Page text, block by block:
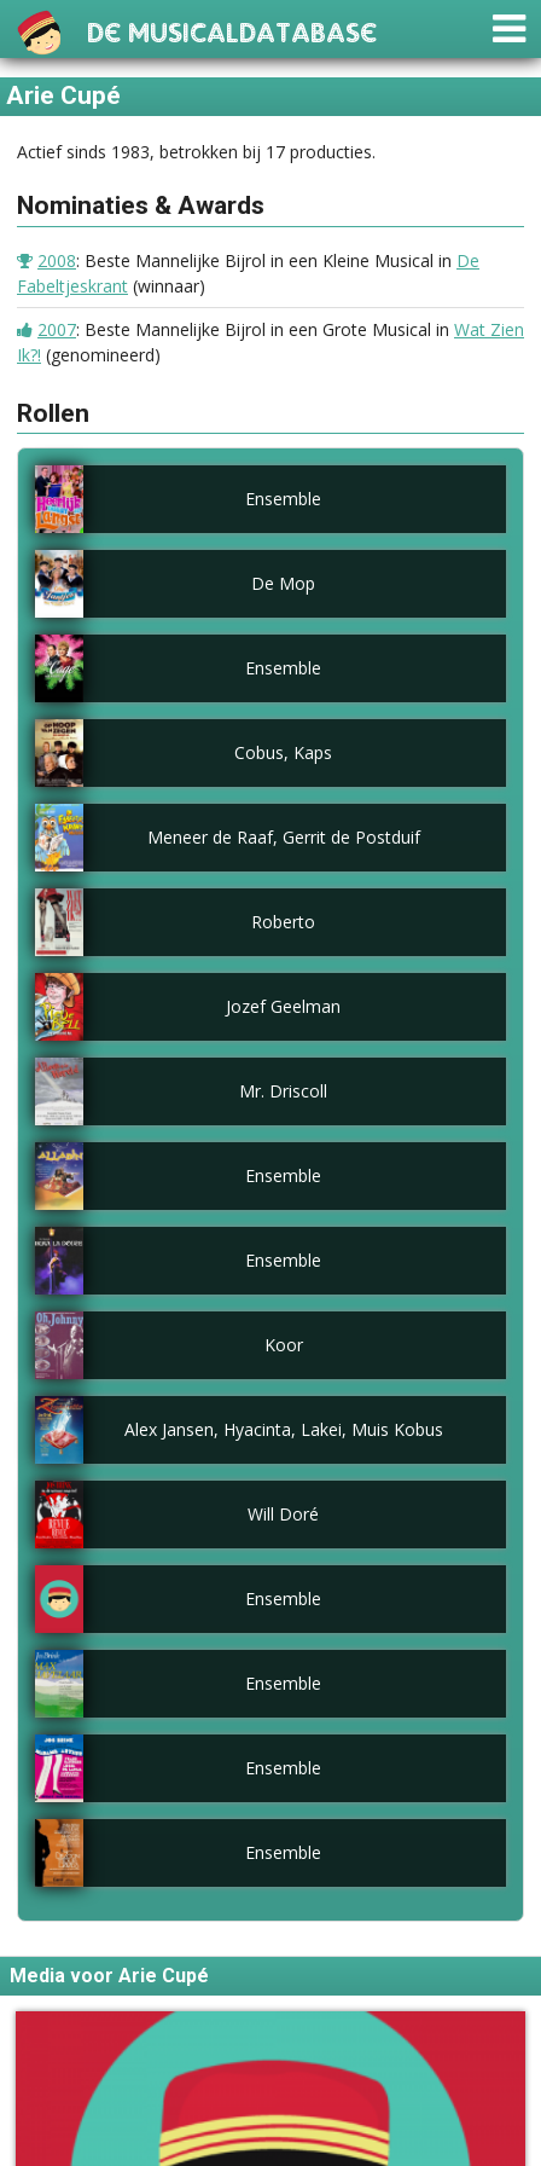
De Musicaldatabase
Arie Cupé
Actief sinds 1983, betrokken bij 17 producties.
Nominaties & Awards
2008: Beste Mannelijke Bijrol in een Kleine Musical in De
Fabeltjeskrant (winnaar)
2007: Beste Mannelijke Bijrol in een Grote Musical in Wat Zien
Ik?! (genomineerd)
Rollen
Ensemble
De Mop
Ensemble
Cobus, Kaps
Meneer de Raaf, Gerrit de Postduif
Roberto
Jozef Geelman
Mr. Driscoll
Ensemble
Ensemble
Koor
Alex Jansen, Hyacinta, Lakei, Muis Kobus
Will Doré
Ensemble
Ensemble
Ensemble
Ensemble
Media voor Arie Cupé